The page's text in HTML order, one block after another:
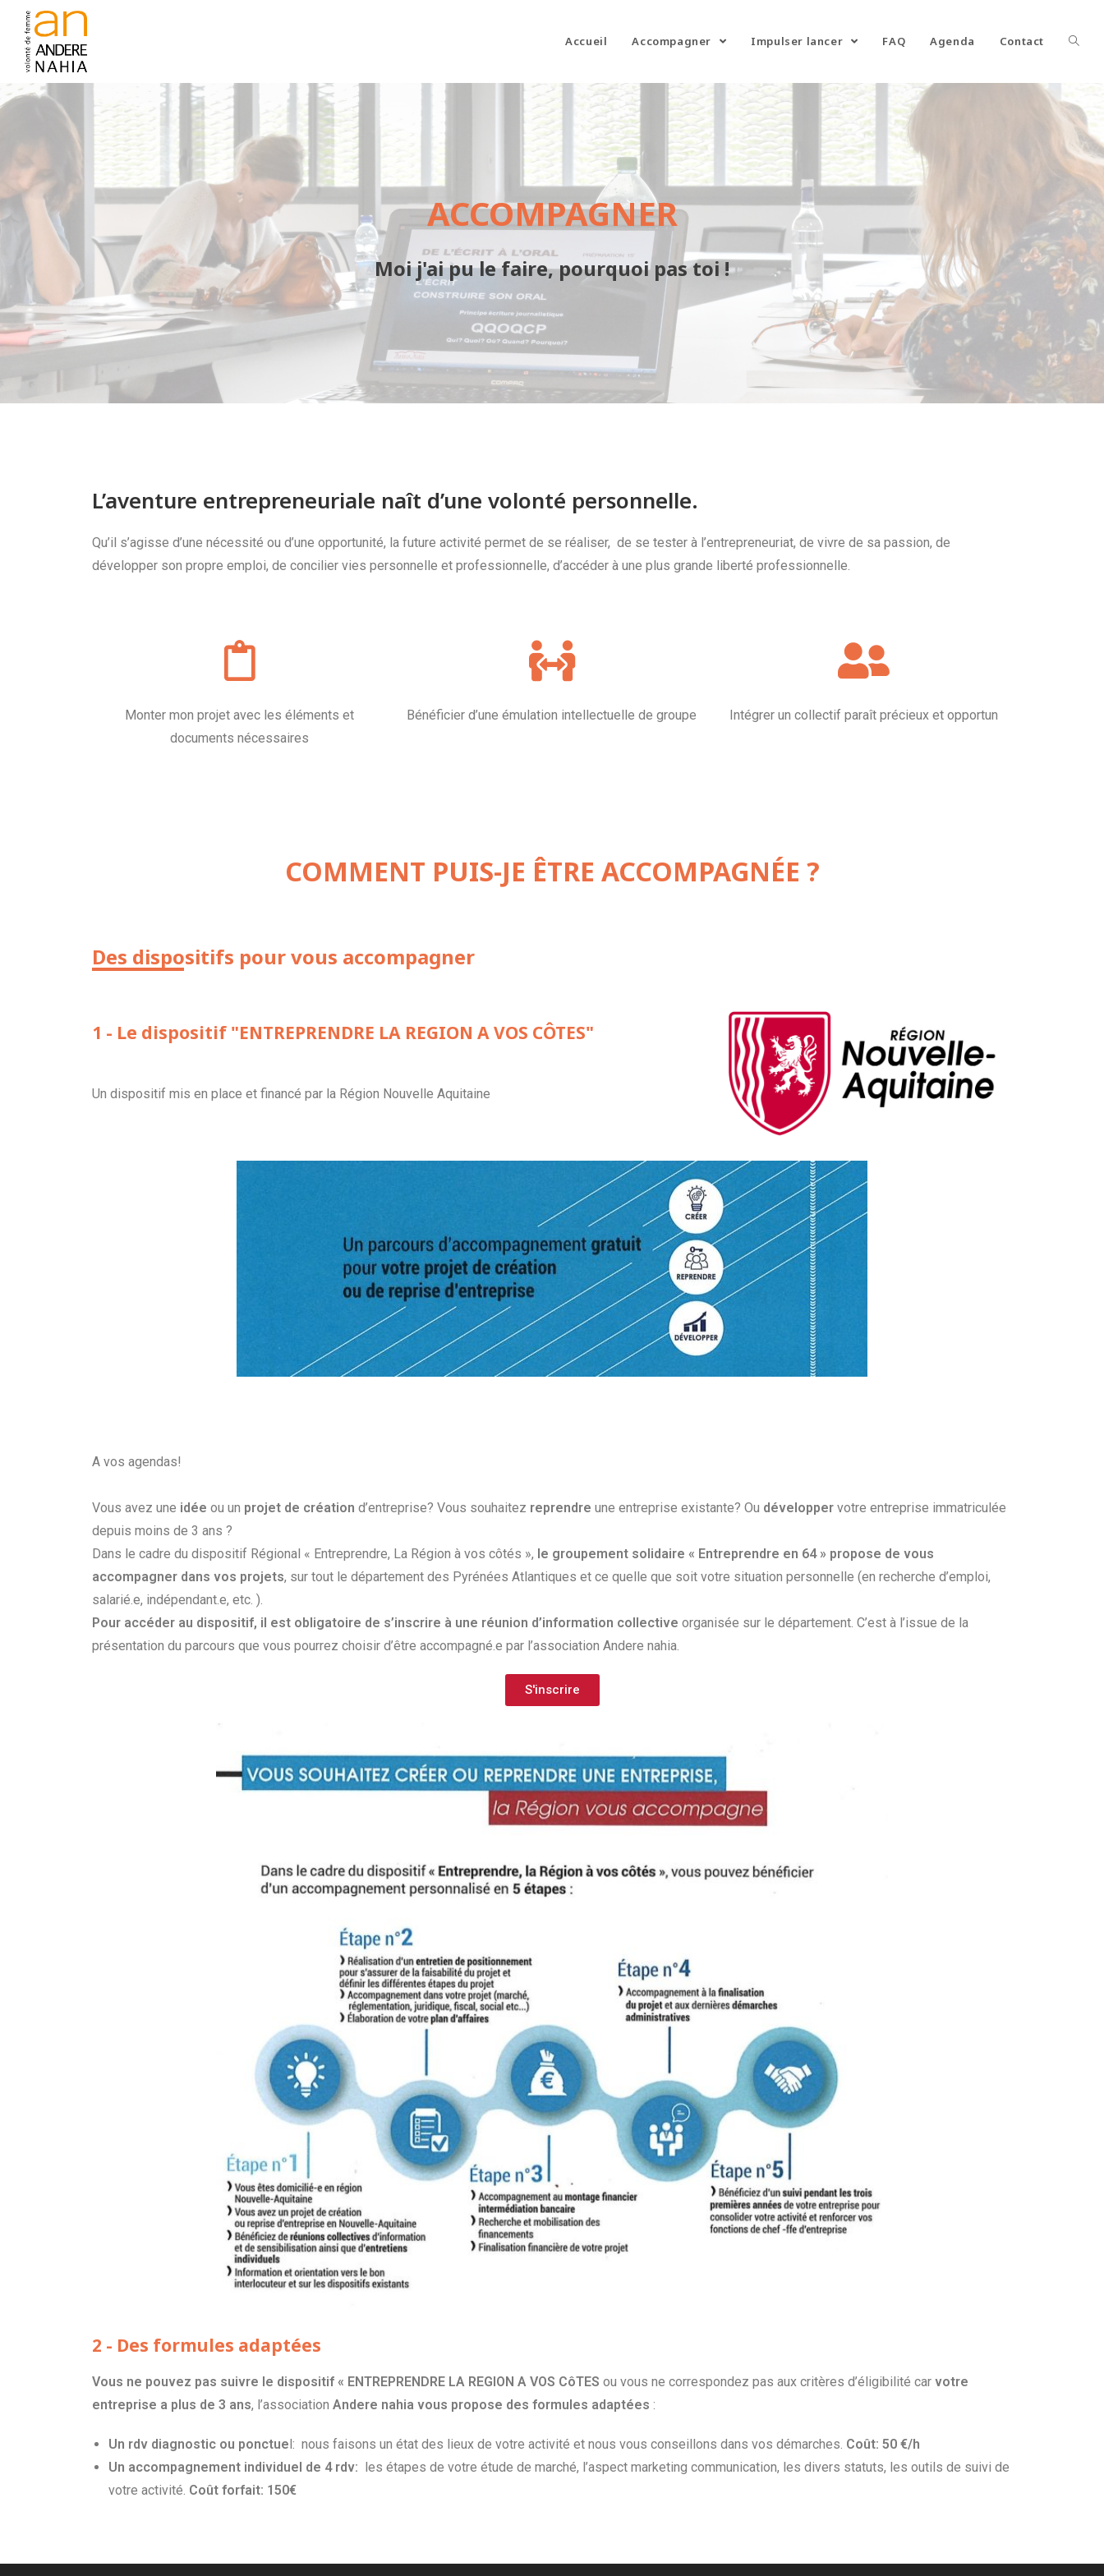
Accueil Accompagner Impulser lancer FAQ Agenda Contact
ACCOMPAGNER
Moi j'ai pu le faire, pourquoi pas toi !
L’aventure entrepreneuriale naît d’une volonté personnelle.
Qu’il s’agisse d’une nécessité ou d’une opportunité, la future activité permet de se réaliser, de se tester à l’entrepreneuriat, de vivre de sa passion, de
développer son propre emploi, de concilier vies personnelle et professionnelle, d’accéder à une plus grande liberté professionnelle.
Monter mon projet avec les éléments et
documents nécessaires
Bénéficier d’une émulation intellectuelle de groupe Intégrer un collectif paraît précieux et opportun
COMMENT PUIS-JE ÊTRE ACCOMPAGNÉE ?
Des dispositifs pour vous accompagner
1 - Le dispositif "ENTREPRENDRE LA REGION A VOS CÔTES"
Un dispositif mis en place et financé par la Région Nouvelle Aquitaine
A vos agendas!
Vous avez une idée ou un projet de création d’entreprise? Vous souhaitez reprendre une entreprise existante? Ou développer votre entreprise immatriculée
depuis moins de 3 ans ?
Dans le cadre du dispositif Régional « Entreprendre, La Région à vos côtés », le groupement solidaire « Entreprendre en 64 » propose de vous
accompagner dans vos projets, sur tout le département des Pyrénées Atlantiques et ce quelle que soit votre situation personnelle (en recherche d’emploi,
salarié.e, indépendant.e, etc. ).
Pour accéder au dispositif, il est obligatoire de s’inscrire à une réunion d’information collective organisée sur le département. C’est à l’issue de la
présentation du parcours que vous pourrez choisir d’être accompagné.e par l’association Andere nahia.
S'inscrire
2 - Des formules adaptées
Vous ne pouvez pas suivre le dispositif « ENTREPRENDRE LA REGION A VOS CôTES ou vous ne correspondez pas aux critères d’éligibilité car votre
entreprise a plus de 3 ans, l’association Andere nahia vous propose des formules adaptées :
Un rdv diagnostic ou ponctuel: nous faisons un état des lieux de votre activité et nous vous conseillons dans vos démarches. Coût: 50 €/h
Un accompagnement individuel de 4 rdv: les étapes de votre étude de marché, l’aspect marketing communication, les divers statuts, les outils de suivi de
votre activité. Coût forfait: 150€